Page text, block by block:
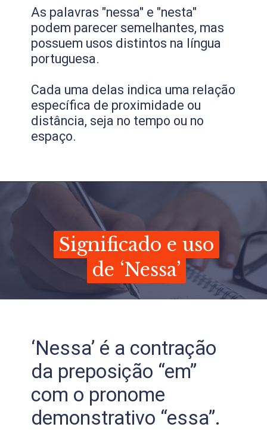
As palavras "nessa" e "nesta"
podem parecer semelhantes, mas
possuem usos distintos na língua
portuguesa.
Cada uma delas indica uma relação
específica de proximidade ou
distância, seja no tempo ou no
espaço.
‘Nessa’ é a contração
da preposição “em”
com o pronome
demonstrativo “essa”.
Significado e uso
de ‘Nessa’
Significado e uso
de ‘Nessa’